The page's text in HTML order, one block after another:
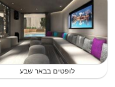
לופטים בבאר שבע